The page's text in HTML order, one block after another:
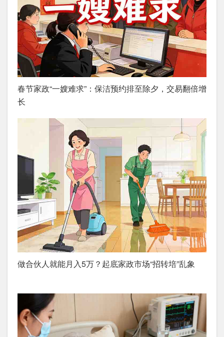
春节家政“一嫂难求”：保洁预约排至除夕，交易翻倍增
长
做合伙人就能月入5万？起底家政市场“招转培”乱象